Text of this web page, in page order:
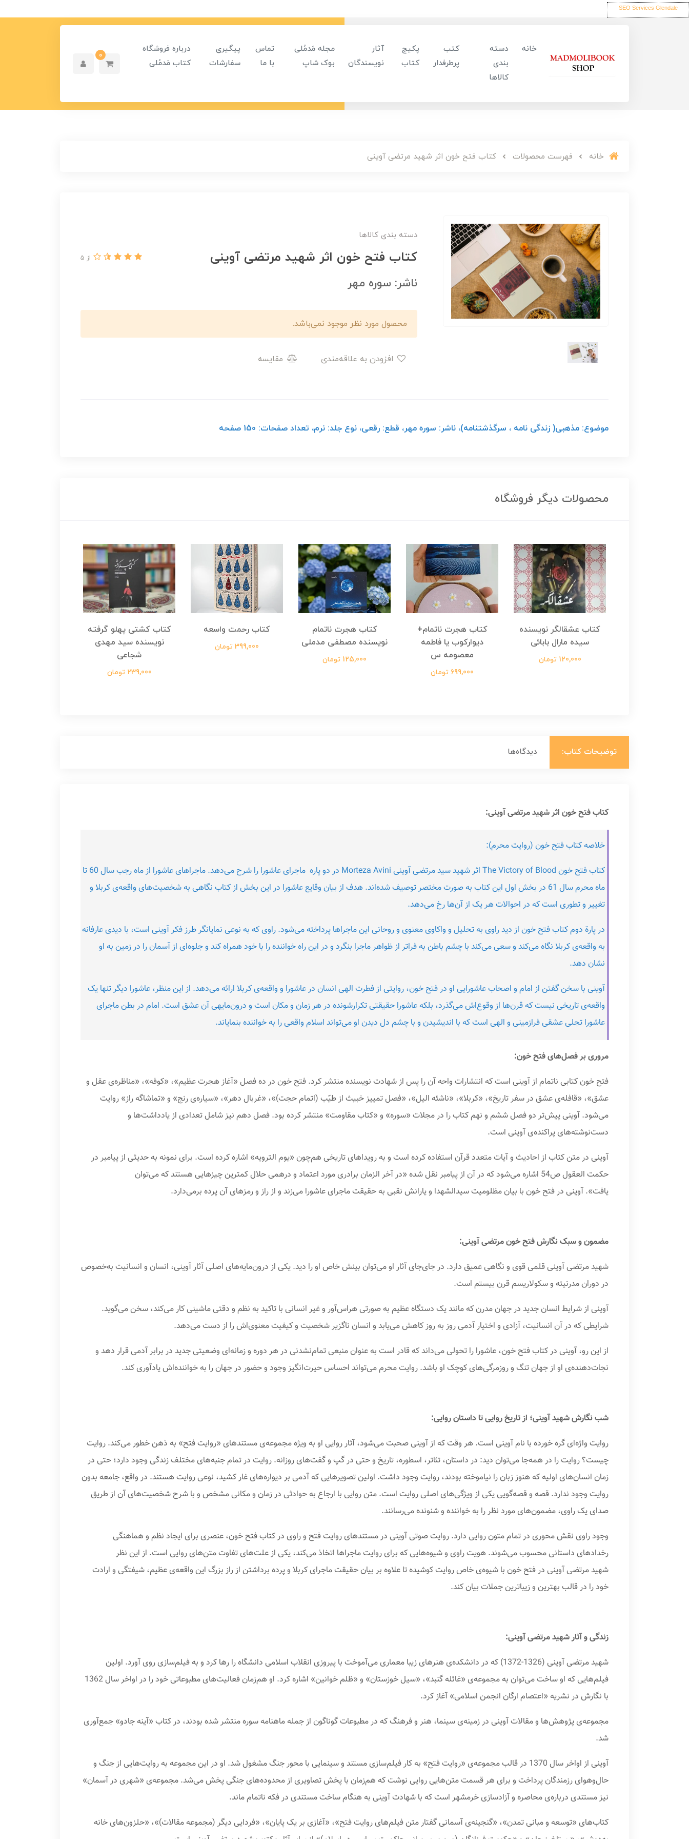
SEO Services Glendale
خانه
دسته
بندی
کالاها
کتب
پرطرفدار
پکیج
کتاب
آثار
نویسندگان
مجله مَدمُلی
بوک شاپ
تماس
با ما
پیگیری
سفارشات
درباره فروشگاه
کتاب مَدمُلی
0
خانه فهرست محصولات کتاب فتح خون اثر شهید مرتضی آوینی
دسته بندی کالاها
کتاب فتح خون اثر شهید مرتضی آوینی از 5
ناشر: سوره مهر
محصول مورد نظر موجود نمی‌باشد.
مقایسه
موضوع: مذهبی( زندگی نامه ، سرگذشتنامه)، ناشر: سوره مهر، قطع: رقعی، نوع جلد: نرم، تعداد صفحات: 150 صفحه
محصولات دیگر فروشگاه
کتاب عشقالگر نویسنده
سیده مارال بابائی
120,000 تومان
کتاب هجرت ناتمام+
دیوارکوب یا فاطمه
معصومه س
699,000 تومان
کتاب هجرت ناتمام
نویسنده مصطفی مدملی
125,000 تومان
کتاب رحمت واسعه
399,000 تومان
کتاب کشتی پهلو گرفته
نویسنده سید مهدی
شجاعی
239,000 تومان
توضیحات کتاب: دیدگاه‌ها
کتاب فتح خون اثر شهید مرتضی آوینی:
خلاصه کتاب فتح خون (روایت محرم):
کتاب فتح خون The Victory of Blood اثر شهید سید مرتضی آوینی Morteza Avini در دو پاره ماجرای عاشورا را شرح می‌دهد. ماجراهای عاشورا از ماه رجب سال 60 تا
ماه محرم سال 61 در بخش اول این کتاب به‌ صورت مختصر توصیف شده‌اند. هدف از بیان وقایع عاشورا در این بخش از کتاب نگاهی به شخصیت‌های واقعه‌ی کربلا و
تغییر و تطوری است که در احوالات هر یک از آن‌ها رخ می‌دهد.
در پارة دوم کتاب فتح خون از دید راوی به تحلیل و واکاوی معنوی و روحانی این ماجراها پرداخته می‌شود. راوی که به نوعی نمایانگر طرز فکر آوینی است، با دیدی عارفانه
به واقعه‌ی کربلا نگاه می‌کند و سعی می‌کند با چشم باطن به فراتر از ظواهر ماجرا بنگرد و در این راه خواننده را با خود همراه کند و جلوه‌ای از آسمان را در زمین به او
نشان دهد.
آوینی با سخن گفتن از امام و اصحاب عاشورایی او در فتح خون، روایتی از فطرت الهی انسان در عاشورا و واقعه‌ی کربلا ارائه می‌دهد. از این منظر، عاشورا دیگر تنها یک
واقعه‌ی تاریخی نیست که قرن‌ها از وقوع‌اش می‌گذرد، بلکه عاشورا حقیقتی تکرارشونده در هر زمان و مکان است و درون‌مایه‎ی آن عشق است. امام در بطن ماجرای
عاشورا تجلی عشقی فرازمینی و الهی است که با اندیشیدن و با چشم دل دیدن او می‌تواند اسلام واقعی را به خواننده بنمایاند.
مروری بر فصل‌های فتح خون:
فتح خون کتابی ناتمام از آوینی است که انتشارات واحه آن را پس از شهادت نویسنده منتشر کرد. فتح خون در ده فصل «آغاز هجرت عظیم‌»، «کوفه»‌، «مناظره‌ی عقل و
عشق»‌، «قافله‌ی عشق در سفر تاریخ»‌، «کربلا»، «ناشئه الیل»‌، «فصل تمییز خبیث از طیّب (اتمام حجت‌)»، «غربال دهر»، «سیاره‌ی رنج» و «تماشاگه راز» روایت
می‌شود. آوینی پیش‌تر دو فصل ششم و نهم کتاب را در مجلات «سوره» و «کتاب مقاومت» منتشر کرده بود. فصل دهم نیز شامل تعدادی از یادداشت‌ها و
دست‌نوشته‌های پراکنده‌ی آوینی است.
آوینی در متن کتاب از احادیث و آیات متعدد قرآن استفاده کرده است و به رویداهای تاریخی هم‌چون «یوم الترویه» اشاره کرده است. برای نمونه به حدیثی از پیامبر در
حکمت العقول ص54 اشاره می‌شود که در آن از پیامبر نقل شده «در آخر الزمان برادرى مورد اعتماد و درهمى حلال کمترین چیزهایی هستند که می‌توان
یافت». آوینی در فتح خون با بیان مظلومیت سیدالشهدا و یارانش نقبی به حقیقت ماجرای عاشورا می‌زند و از راز و رمزهای آن پرده برمی‌دارد.
مضمون و سبک نگارش فتح خون مرتضی آوینی:
شهید مرتضی آوینی قلمی قوی و نگاهی عمیق دارد. در جای‌جای آثار او می‌توان بینش خاص او را دید. یکی از درون‌مایه‌های اصلی آثار آوینی، انسان و انسانیت به‌خصوص
در دوران مدرنیته و سکولاریسم قرن بیستم است.
آوینی از شرایط انسان جدید در جهان مدرن که مانند یک دستگاه عظیم به صورتی هراس‌آور و غیر انسانی با تاکید به نظم و دقتی ماشینی کار می‌کند، سخن می‌گوید.
شرایطی که در آن انسانیت، آزادی و اختیار آدمی روز به روز کاهش می‌یابد و انسان ناگزیر شخصیت و کیفیت معنوی‌اش را از دست می‌دهد.
از این رو، آوینی در کتاب فتح خون، عاشورا را تحولی می‌داند که قادر است به عنوان منبعی تمام‌نشدنی در هر دوره و زمانه‌ای وضعیتی جدید در برابر آدمی قرار دهد و
نجات‌دهنده‌ی او از جهان تنگ و روزمرگی‌های کوچک او باشد. روایت محرم می‌تواند احساس حیرت‌انگیز وجود و حضور در جهان را به خواننده‌اش یادآوری کند.
شب نگارش شهید آوینی؛ از تاریخ روایی تا داستان روایی:
روایت واژه‌ای گره خورده با نام آوینی است. هر وقت که از آوینی صحبت می‌شود، آثار روایی او به ویژه مجموعه‌ی مستند‌های «روایت فتح» به ذهن خطور می‌کند. روایت
چیست؟ روایت را در همه‌جا می‌توان دید: در داستان، تئاتر، اسطوره، تاریخ و حتی در گپ و گفت‌های روزانه. روایت در تمام جنبه‌های مختلف زندگی وجود دارد؛ حتی در
زمان انسان‌های اولیه که هنوز زبان را نیاموخته بودند، روایت وجود داشت. اولین تصویرهایی که آدمی بر دیواره‌های غار کشید، نوعی روایت هستند. در واقع، جامعه بدون
روایت وجود ندارد. قصه و قصه‌گویی یکی از ویژگی‌های اصلی روایت است. متن روایی با ارجاع به حوادثی در زمان و مکانی مشخص و با شرح شخصیت‌های آن از طریق
صدای یک راوی، مضمون‌های مورد نظر را به خواننده و شنونده می‌رسانند.
وجود راوی نقش محوری در تمام متون روایی دارد. روایت صوتی آوینی در مستندهای روایت فتح و راوی در کتاب فتح خون، عنصری برای ایجاد نظم و هماهنگی
رخدادهای داستانی محسوب می‌شوند. هویت راوی و شیوه‌هایی که برای روایت ماجراها اتخاذ می‌کند، یکی از علت‌های تفاوت متن‌های روایی است. از این نظر
شهید مرتضی آوینی در فتح خون با شیوه‌ی خاص روایت کوشیده تا علاوه بر بیان حقیقت ماجرای کربلا و پرده برداشتن از راز بزرگ این واقعه‌ی عظیم، شیفتگی و ارادت
خود را در قالب بهترین و زیباترین جملات بیان کند.
زندگی و آثار شهید مرتضی آوینی:
شهید مرتضی آوینی (1326-1372) که در دانشکده‌ی هنرهای زیبا معماری می‌آموخت با پیروزی انقلاب اسلامی دانشگاه را رها کرد و به فیلم‌سازی روی آورد. اولین
فیلم‌هایی که او ساخت می‌توان به مجموعه‌ی «غائله گنبد»، «سیل خوزستان» و «ظلم خوانین» اشاره کرد. او هم‌زمان فعالیت‌های مطبوعاتی خود را در اواخر سال 1362
با نگارش در نشریه «اعتصام ارگان انجمن اسلامی» آغاز کرد.
مجموعه‌ی پژوهش‌ها و مقالات آوینی در زمینه‌ی سینما، هنر و فرهنگ که در مطبوعات گوناگون از جمله ماهنامه سوره منتشر شده بودند، در کتاب «آینه جادو» جمع‌آوری
شد.
آوینی از اواخر سال 1370 در قالب مجموعه‌ی «روایت فتح» به کار فیلم‌سازی مستند و سینمایی با محور جنگ مشغول شد. او در این مجموعه به روایت‌هایی از جنگ و
حال‌و‌هوای رزمندگان پرداخت و برای هر قسمت متن‌هایی روایی نوشت که هم‌زمان با پخش تصاویری از محدوده‌های جنگی پخش می‌شد. مجموعه‌ی «شهری در آسمان»
نیز مستندی درباره‌ی محاصره و آزادسازی خرمشهر است که با شهادت آوینی به هنگام ساخت مستندی در فکه ناتمام ماند.
کتاب‌های «توسعه و مبانی تمدن»، «گنجینه‌ی آسمانی گفتار متن فیلم‌های روایت فتح»، «آغازی بر یک پایان»، «فردایی دیگر (مجموعه مقالات‏)»، «حلزون‌های خانه